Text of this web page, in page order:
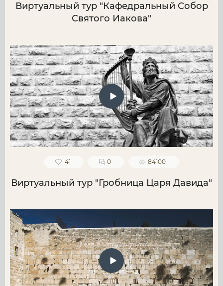
Виртуальный тур "Кафедральный Собор
Святого Иакова"
41 0 84100
Виртуальный тур "Гробница Царя Давида"